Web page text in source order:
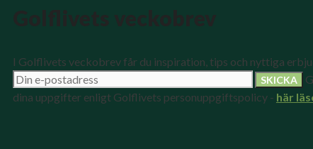
I Golflivets veckobrev får du inspiration, tips och nyttiga
dina uppgifter enligt Golflivets personuppgiftspolicy - här